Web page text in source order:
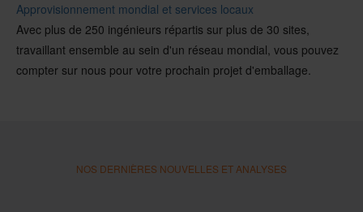
Approvisionnement mondial et services locaux
Avec plus de 250 ingénieurs répartis sur plus de 30 sites,
travaillant ensemble au sein d'un réseau mondial, vous pouvez
compter sur nous pour votre prochain projet d'emballage.
NOS DERNIÈRES NOUVELLES ET ANALYSES